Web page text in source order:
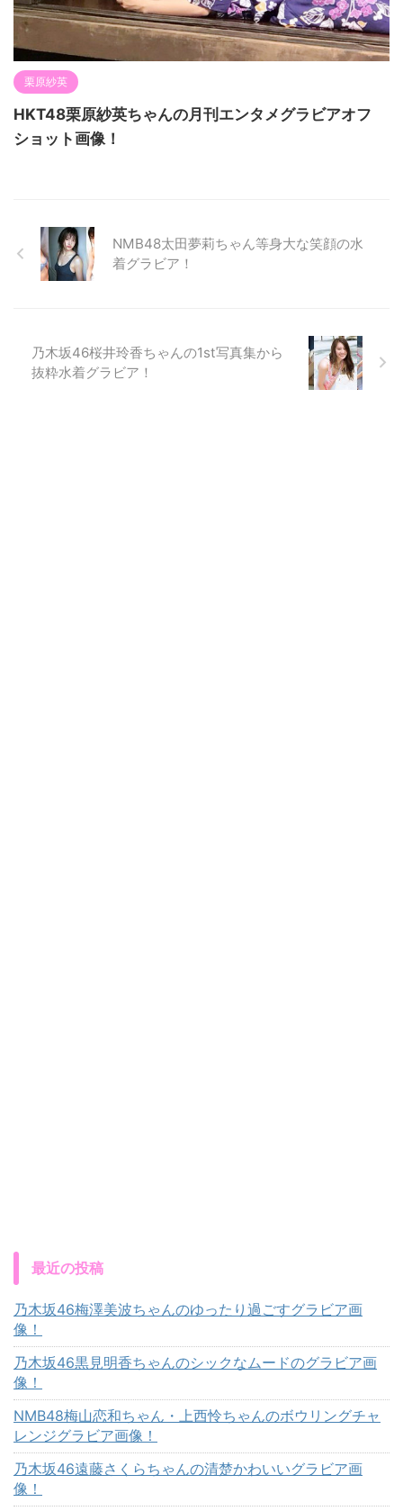
栗原紗英
HKT48栗原紗英ちゃんの月刊エンタメグラビアオフ
ショット画像！
NMB48太田夢莉ちゃん等身大な笑顔の水
着グラビア！
乃木坂46桜井玲香ちゃんの1st写真集から
抜粋水着グラビア！
最近の投稿
乃木坂46梅澤美波ちゃんのゆったり過ごすグラビア画
像！
乃木坂46黒見明香ちゃんのシックなムードのグラビア画
像！
NMB48梅山恋和ちゃん・上西怜ちゃんのボウリングチャ
レンジグラビア画像！
乃木坂46遠藤さくらちゃんの清楚かわいいグラビア画
像！